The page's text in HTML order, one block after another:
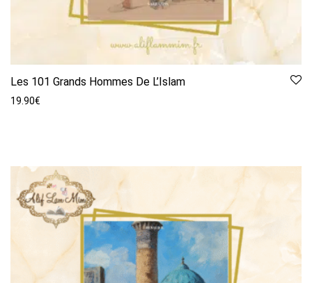
Les 101 Grands Hommes De L’Islam
19.90€